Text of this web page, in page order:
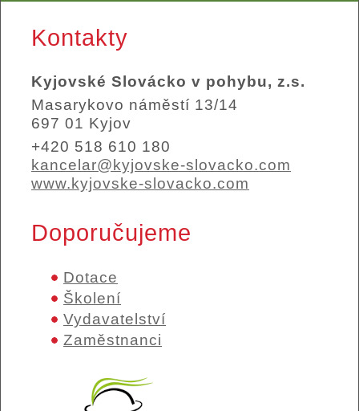
Kontakty
Kyjovské Slovácko v pohybu, z.s.
Masarykovo náměstí 13/14
697 01 Kyjov
+420 518 610 180
kancelar@kyjovske-slovacko.com
www.kyjovske-slovacko.com
Doporučujeme
Dotace
Školení
Vydavatelství
Zaměstnanci